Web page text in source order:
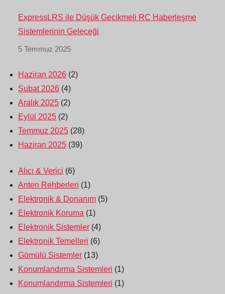
ExpressLRS ile Düşük Gecikmeli RC Haberleşme
Sistemlerinin Geleceği
5 Temmuz 2025
Haziran 2026 (2)
Şubat 2026 (4)
Aralık 2025 (2)
Eylül 2025 (2)
Temmuz 2025 (28)
Haziran 2025 (39)
Alıcı & Verici (6)
Anten Rehberleri (1)
Elektronik & Donanım (5)
Elektronik Koruma (1)
Elektronik Sistemler (4)
Elektronik Temelleri (6)
Gömülü Sistemler (13)
Konumlandırma Sistemleri (1)
Konumlandırma Sistemleri (1)